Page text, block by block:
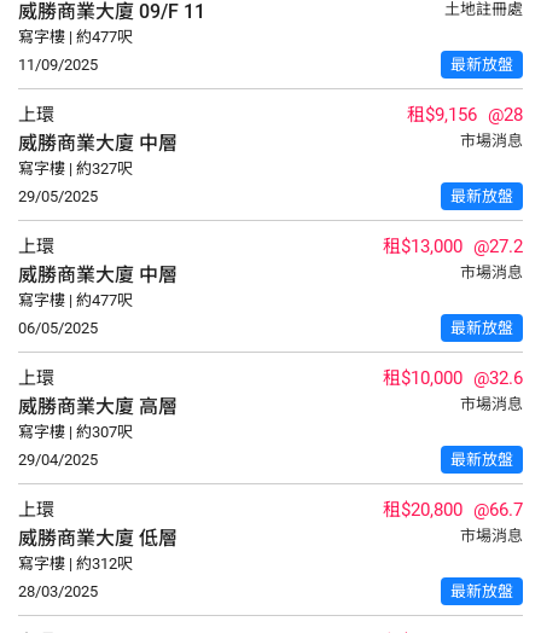
威勝商業大廈 09/F 11
土地註冊處
寫字樓 | 約477呎
11/09/2025
最新放盤
上環 租$9,156 @28
威勝商業大廈 中層
市場消息
寫字樓 | 約327呎
29/05/2025
最新放盤
上環 租$13,000 @27.2
威勝商業大廈 中層
市場消息
寫字樓 | 約477呎
06/05/2025
最新放盤
上環 租$10,000 @32.6
威勝商業大廈 高層
市場消息
寫字樓 | 約307呎
29/04/2025
最新放盤
上環 租$20,800 @66.7
威勝商業大廈 低層
市場消息
寫字樓 | 約312呎
28/03/2025
最新放盤